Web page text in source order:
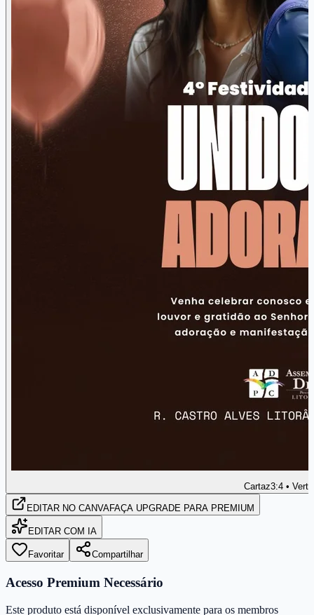
Cartaz3:4 •
EDITAR NO CANVAFAÇA UPGRADE PARA PREMIUM
EDITAR COM IA
Favoritar Compartilhar
Acesso Premium Necessário
Este produto está disponível exclusivamente para os membros